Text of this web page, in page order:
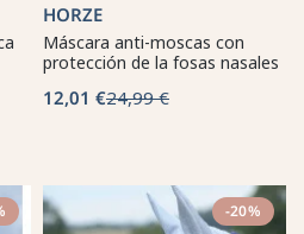
HORZE
Máscara anti-moscas con
protección de la fosas nasales
12,01 €24,99 €
-20%